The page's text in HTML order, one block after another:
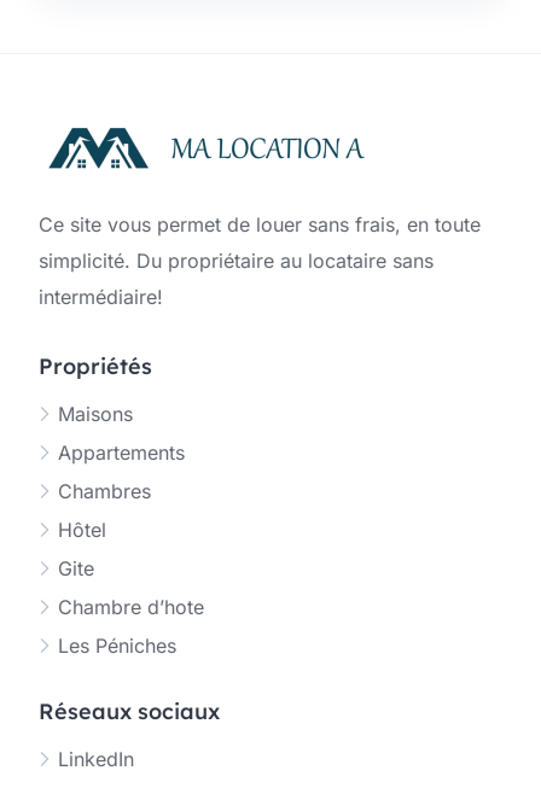
Ce site vous permet de louer sans frais, en toute
simplicité. Du propriétaire au locataire sans
intermédiaire!
Propriétés
Maisons
Appartements
Chambres
Hôtel
Gite
Chambre d’hote
Les Péniches
Réseaux sociaux
LinkedIn